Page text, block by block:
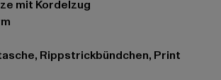
mit Kordelzug
Rippstrickbündchen, Print